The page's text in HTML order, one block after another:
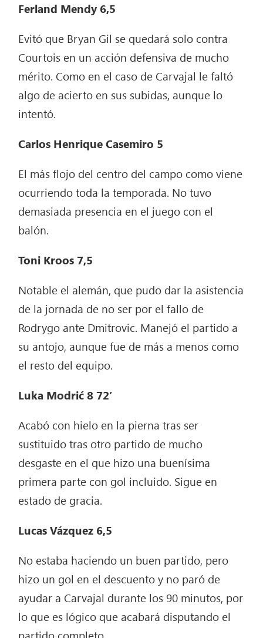
Ferland Mendy 6,5
Evitó que Bryan Gil se quedará solo contra
Courtois en un acción defensiva de mucho
mérito. Como en el caso de Carvajal le faltó
algo de acierto en sus subidas, aunque lo
intentó.
Carlos Henrique Casemiro 5
El más flojo del centro del campo como viene
ocurriendo toda la temporada. No tuvo
demasiada presencia en el juego con el
balón.
Toni Kroos 7,5
Notable el alemán, que pudo dar la asistencia
de la jornada de no ser por el fallo de
Rodrygo ante Dmitrovic. Manejó el partido a
su antojo, aunque fue de más a menos como
el resto del equipo.
Luka Modrić 8 72’
Acabó con hielo en la pierna tras ser
sustituido tras otro partido de mucho
desgaste en el que hizo una buenísima
primera parte con gol incluido. Sigue en
estado de gracia.
Lucas Vázquez 6,5
No estaba haciendo un buen partido, pero
hizo un gol en el descuento y no paró de
ayudar a Carvajal durante los 90 minutos, por
lo que es lógico que acabará disputando el